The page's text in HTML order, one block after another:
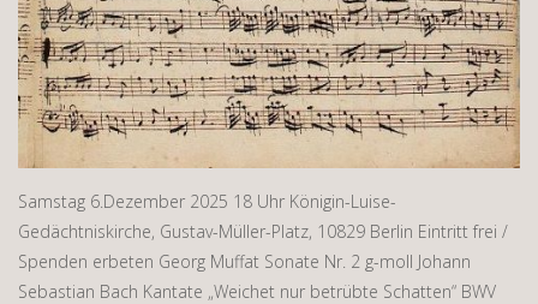
Samstag 6.Dezember 2025 18 Uhr Königin-Luise-
Gedächtniskirche, Gustav-Müller-Platz, 10829 Berlin Eintritt frei /
Spenden erbeten Georg Muffat Sonate Nr. 2 g-moll Johann
Sebastian Bach Kantate „Weichet nur betrübte Schatten“ BWV